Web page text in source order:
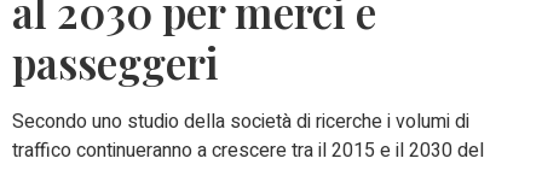
al 2030 per merci e
passeggeri
Secondo uno studio della società di ricerche i volumi di
traffico continueranno a crescere tra il 2015 e il 2030 del